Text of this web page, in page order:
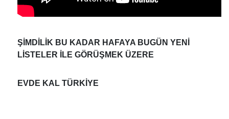
ŞİMDİLİK BU KADAR HAFAYA BUGÜN YENİ
LİSTELER İLE GÖRÜŞMEK ÜZERE
EVDE KAL TÜRKİYE